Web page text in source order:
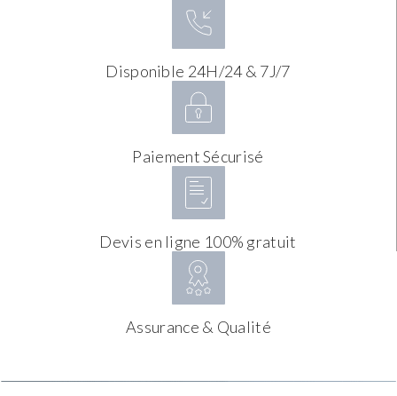
Disponible 24H/24 & 7J/7
Paiement Sécurisé
Devis en ligne 100% gratuit
Assurance & Qualité